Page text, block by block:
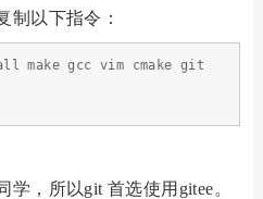
制以下指令：
make gcc vim cmake git
，所以git 首选使用gitee。